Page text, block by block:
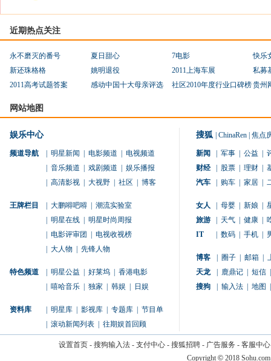
近期热点关注
永不磨灭的番号 夏日甜心 7电影
快乐
新还珠格格
姚明退役 2011上海车展
私募
2011高考试题答案
感动中国十大母亲评选 社区2010年度行业口碑榜贵州
网站地图
娱乐中心
频道导航 明星新闻 电影频道
电视频道
音乐频道 戏剧频道
娱乐播报
高清影视 大视野 社区 博客
王牌栏目 大鹏嘚吧嘚
潮流实验室
明星在线
明星时尚周报
电影评审团
电视收视榜
大人物 先锋人物
特色频道 明星公益 好莱坞
香港电影
嘻哈音乐 独家 韩娱 日娱
资料库 明星库 影视库 专题库
节目单
滚动新闻列表 往期娱首回顾
搜狐 ChinaRen 焦点
新闻 军事 公益
财经
股票 理财
汽车
购车 家居
女人 母婴 新娘
旅游
天气 健康
IT
数码 手机
博客 圈子 邮箱
天龙
鹿鼎记 短信
搜狗
输入法 地图
设置首页- 搜狗输入法- 支付中心- 搜狐招聘- 广告服务 - 客服中心
Copyright © 2018